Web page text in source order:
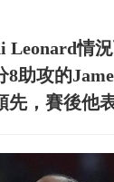
情
助攻的
，賽後他